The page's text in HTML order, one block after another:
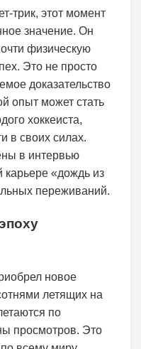
трик, этот момент
значение. Он
физическую
Это не просто
доказательство
опыт может стать
хоккеиста,
в своих силах.
в интервью
«дождь из
переживаний.
новое
летящих на
по
просмотров. Это